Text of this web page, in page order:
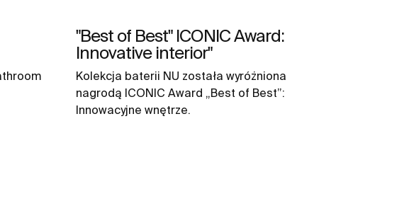
"Best of Best" ICONIC Award:
Innovative interior"
Kolekcja baterii NU została wyróżniona
nagrodą ICONIC Award „Best of Best”:
Innowacyjne wnętrze.